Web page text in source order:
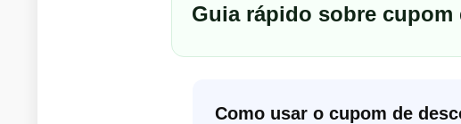
Guia rápido sobre
Como usar o cupom de